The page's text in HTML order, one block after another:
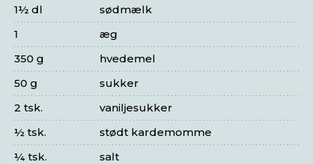
sødmælk
1½ dl
æg
1
hvedemel
350 g
sukker
50 g
vaniljesukker
2 tsk.
stødt kardemomme
½ tsk.
salt
¼ tsk.